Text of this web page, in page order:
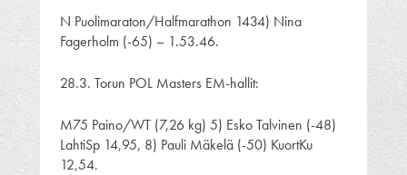
N Puolimaraton/Halfmarathon 1434) Nina
Fagerholm (-65) – 1.53.46.
28.3. Torun POL Masters EM-hallit:
M75 Paino/WT (7,26 kg) 5) Esko Talvinen (-48)
LahtiSp 14,95, 8) Pauli Mäkelä (-50) KuortKu
12,54.